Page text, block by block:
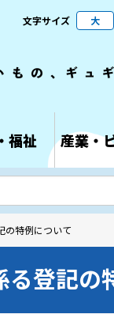
文字サイズ 大
福祉 産業・
の特例について
登記の